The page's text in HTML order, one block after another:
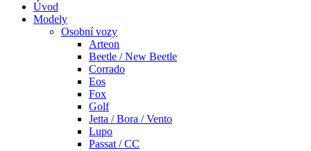
Úvod
Modely
Osobní vozy
Arteon
Beetle / New Beetle
Corrado
Eos
Fox
Golf
Jetta / Bora / Vento
Lupo
Passat / CC